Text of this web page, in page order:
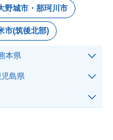
野城市・那珂川市
市(筑後北部)
本県
島県